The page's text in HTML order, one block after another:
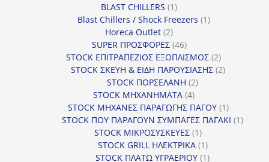
BLAST CHILLERS 11
προϊόν
Blast Chillers / Shock Freezers 11
Horeca Outlet 22
προϊόντα
SUPER ΠΡΟΣΦΟΡΕΣ 4646
προϊόντα
STOCK ΕΠΙΤΡΑΠΕΖΙΟΣ ΕΞΟΠΛΙΣΜΟΣ 22
προϊόντα
STOCK ΣΚΕΥΗ & ΕΙΔΗ ΠΑΡΟΥΣΙΑΣΗΣ 22
STOCK ΠΟΡΣΕΛΑΝΗ 22
STOCK ΜΗΧΑΝΗΜΑΤΑ 44
προϊόντα
STOCK ΜΗΧΑΝΕΣ ΠΑΡΑΓΩΓΗΣ ΠΑΓΟΥ 11
προϊόν
STOCK ΠΟΥ ΠΑΡΑΓΟΥΝ ΣΥΜΠΑΓΕΣ ΠΑΓΑΚΙ 11
STOCK ΜΙΚΡΟΣΥΣΚΕΥΕΣ 11
προϊόν
STOCK GRILL ΗΛΕΚΤΡΙΚΑ 11
προϊόν
STOCK ΠΛΑΤΩ ΥΓΡΑΕΡΙΟΥ 11